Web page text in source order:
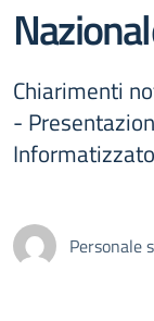
Chiarimenti
-
Informatizzato
Personale